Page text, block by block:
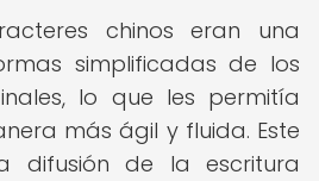
chinos eran una
simplificadas de los
lo que les permitía
más ágil y fluida. Este
difusión de la escritura